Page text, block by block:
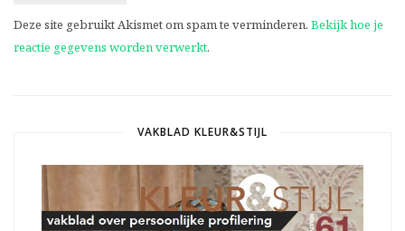
Deze site gebruikt Akismet om spam te verminderen. Bekijk hoe je
reactie gegevens worden verwerkt.
VAKBLAD KLEUR&STIJL